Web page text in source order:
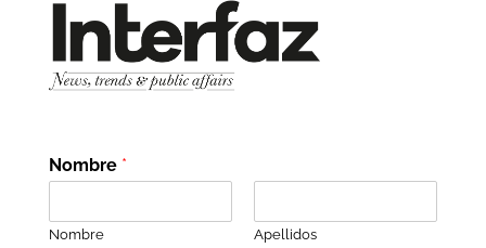
Nombre *
Nombre Apellidos